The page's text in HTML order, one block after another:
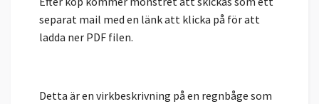
separat mail med en länk att klicka på för att
ladda ner PDF filen.
Detta är en virkbeskrivning på en regnbåge som